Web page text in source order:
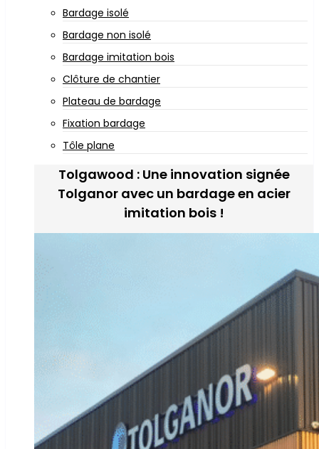
Bardage isolé
Bardage non isolé
Bardage imitation bois
Clôture de chantier
Plateau de bardage
Fixation bardage
Tôle plane
Tolgawood : Une innovation signée
Tolganor avec un bardage en acier
imitation bois !